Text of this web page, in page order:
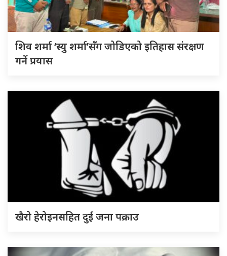
शिव शर्मा ‘स्यु शर्मा’सँग जोडिएको इतिहास संरक्षण
गर्ने प्रयास
खैरो हेरोइनसहित दुई जना पक्राउ